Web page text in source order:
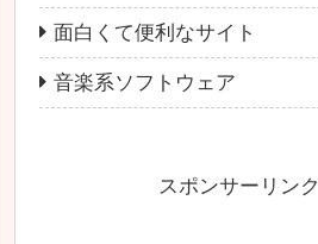
面白くて便利なサイト
音楽系ソフトウェア
スポンサーリンク